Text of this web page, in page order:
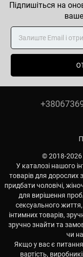
Підпишіться на
© 2018-
У каталозі нашого
товарів для
придбати чоловічі,
для вирішення
сексуального
інтимних товарів,
зручно знайти та
чи
Якщо у вас є
вартість,